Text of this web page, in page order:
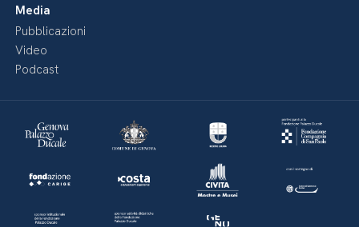
Media
Pubblicazioni
Video
Podcast